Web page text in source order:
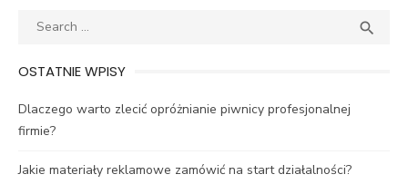
Search

OSTATNIE WPISY
Dlaczego warto zlecić opróżnianie piwnicy profesjonalnej
firmie?
Jakie materiały reklamowe zamówić na start działalności?